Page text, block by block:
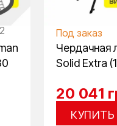
Под заказ
Чердачная
Solid Extra
20 041
КУПИТЬ